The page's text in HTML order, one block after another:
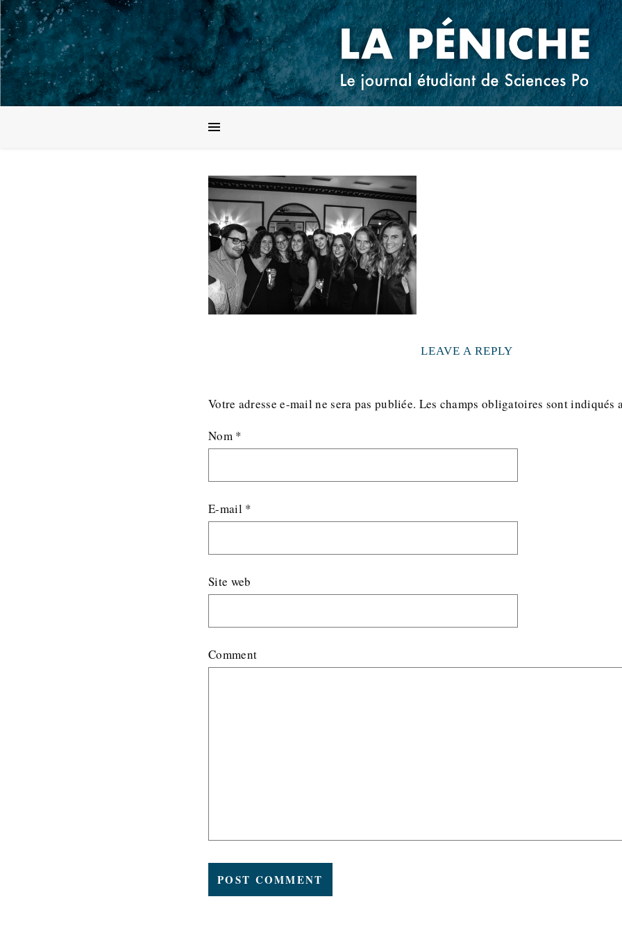
LEAVE A REPLY
Votre adresse e-mail ne sera pas publiée. Les champs obligatoires sont indiqués
Nom *
E-mail *
Site web
Comment